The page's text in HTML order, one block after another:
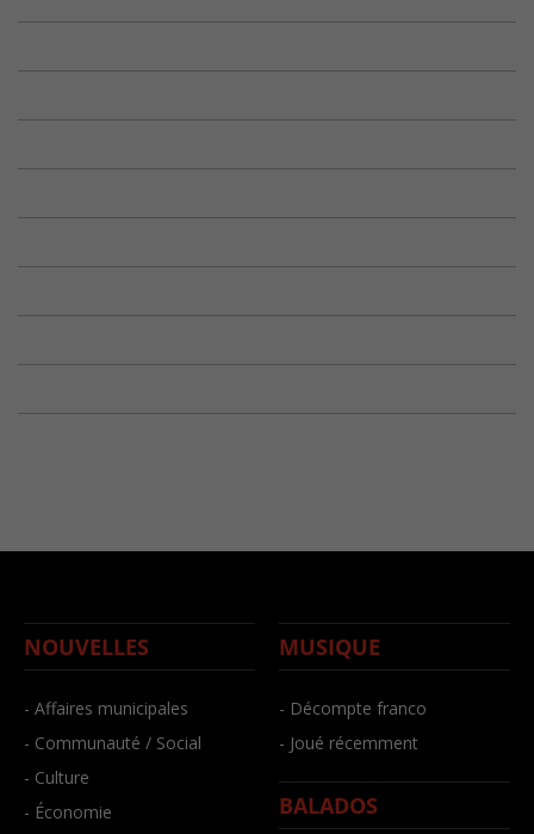
NOUVELLES
- Affaires municipales
- Communauté / Social
- Culture
- Économie
MUSIQUE
- Décompte franco
- Joué récemment
BALADOS